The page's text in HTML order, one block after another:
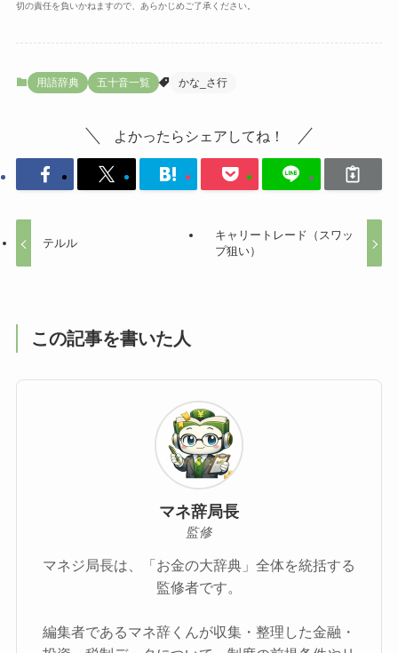
切の責任を負いかねますので、あらかじめご了承ください。
用語辞典 五十音一覧 かな_さ行
よかったらシェアしてね！
テルル
キャリートレード（スワッ
プ狙い）
この記事を書いた人
マネ辞局長
監修
マネジ局長は、「お金の大辞典」全体を統括する
監修者です。
編集者であるマネ辞くんが収集・整理した金融・